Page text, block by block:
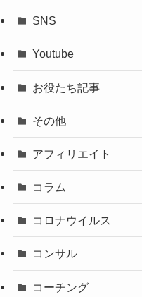
SNS
Youtube
お役たち記事
その他
アフィリエイト
コラム
コロナウイルス
コンサル
コーチング